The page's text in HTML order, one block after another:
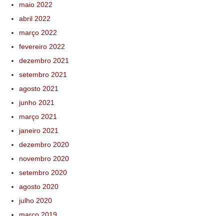
maio 2022
abril 2022
março 2022
fevereiro 2022
dezembro 2021
setembro 2021
agosto 2021
junho 2021
março 2021
janeiro 2021
dezembro 2020
novembro 2020
setembro 2020
agosto 2020
julho 2020